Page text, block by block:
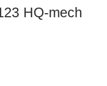
HQ-mech